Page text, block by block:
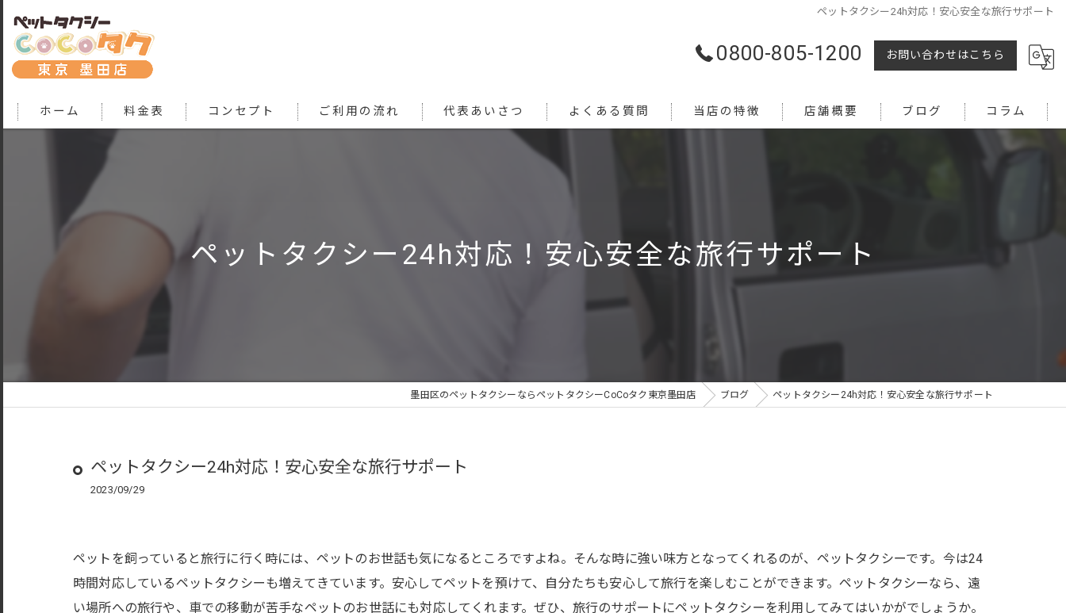
ペットタクシー24h対応！安心安全な旅行サポート
0800-805-1200 お問い合わせはこちら
ホーム 料金表 コンセプト ご利用の流れ 代表あいさつ よくある質問 当店の特徴 店舗概要 ブログ コラム
ペットタクシー24h対応！安心安全な旅行サポート
墨田区のペットタクシーならペットタクシーCoCoタク東京墨田店 ブログ ペットタクシー24h対応！安心安全な旅行サポート
ペットタクシー24h対応！安心安全な旅行サポート
2023/09/29
ペットを飼っていると旅行に行く時には、ペットのお世話も気になるところですよね。そんな時に強い味方となってくれるのが、ペットタクシーです。今は24
時間対応しているペットタクシーも増えてきています。安心してペットを預けて、自分たちも安心して旅行を楽しむことができます。ペットタクシーなら、遠
い場所への旅行や、車での移動が苦手なペットのお世話にも対応してくれます。ぜひ、旅行のサポートにペットタクシーを利用してみてはいかがでしょうか。